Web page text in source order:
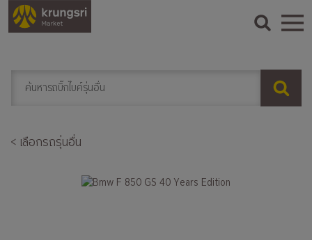
< เลือกรถรุ่นอื่น